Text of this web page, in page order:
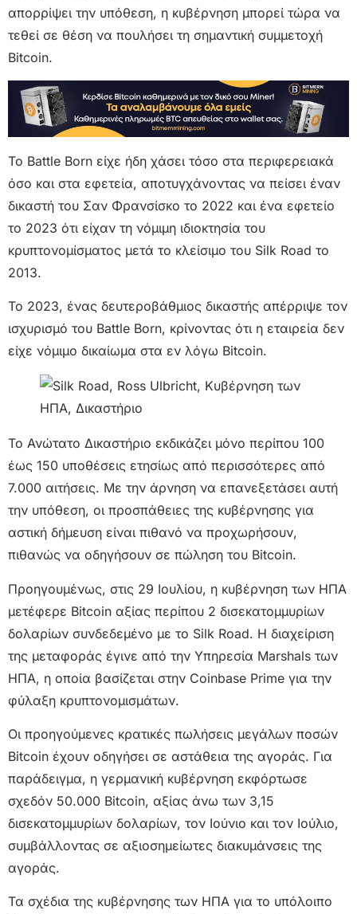
απορρίψει την υπόθεση, η κυβέρνηση μπορεί τώρα να
τεθεί σε θέση να πουλήσει τη σημαντική συμμετοχή
Bitcoin.
Το Battle Born είχε ήδη χάσει τόσο στα περιφερειακά
όσο και στα εφετεία, αποτυγχάνοντας να πείσει έναν
δικαστή του Σαν Φρανσίσκο το 2022 και ένα εφετείο
το 2023 ότι είχαν τη νόμιμη ιδιοκτησία του
κρυπτονομίσματος μετά το κλείσιμο του Silk Road το
2013.
Το 2023, ένας δευτεροβάθμιος δικαστής απέρριψε τον
ισχυρισμό του Battle Born, κρίνοντας ότι η εταιρεία δεν
είχε νόμιμο δικαίωμα στα εν λόγω Bitcoin.
Το Ανώτατο Δικαστήριο εκδικάζει μόνο περίπου 100
έως 150 υποθέσεις ετησίως από περισσότερες από
7.000 αιτήσεις. Με την άρνηση να επανεξετάσει αυτή
την υπόθεση, οι προσπάθειες της κυβέρνησης για
αστική δήμευση είναι πιθανό να προχωρήσουν,
πιθανώς να οδηγήσουν σε πώληση του Bitcoin.
Προηγουμένως, στις 29 Ιουλίου, η κυβέρνηση των ΗΠΑ
μετέφερε Bitcoin αξίας περίπου 2 δισεκατομμυρίων
δολαρίων συνδεδεμένο με το Silk Road. Η διαχείριση
της μεταφοράς έγινε από την Υπηρεσία Marshals των
ΗΠΑ, η οποία βασίζεται στην Coinbase Prime για την
φύλαξη κρυπτονομισμάτων.
Οι προηγούμενες κρατικές πωλήσεις μεγάλων ποσών
Bitcoin έχουν οδηγήσει σε αστάθεια της αγοράς. Για
παράδειγμα, η γερμανική κυβέρνηση εκφόρτωσε
σχεδόν 50.000 Bitcoin, αξίας άνω των 3,15
δισεκατομμυρίων δολαρίων, τον Ιούνιο και τον Ιούλιο,
συμβάλλοντας σε αξιοσημείωτες διακυμάνσεις της
αγοράς.
Τα σχέδια της κυβέρνησης των ΗΠΑ για το υπόλοιπο